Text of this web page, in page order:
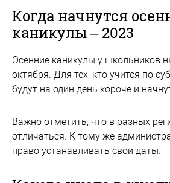
Когда начнутся
каникулы – 2023
Осенние каникулы у школьников
октября. Для тех, кто учится по
будут на один день короче и
Важно отметить, что в разных
отличаться. К тому же
право устанавливать свои даты.